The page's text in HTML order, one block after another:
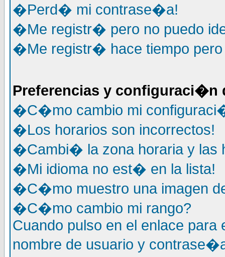
�Perd� mi contrase�a!
�Me registr� pero no puedo
�Me registr� hace tiempo pero
Preferencias y configuraci�n
�C�mo cambio mi
�Los horarios son incorrectos!
�Cambi� la zona horaria y las
�Mi idioma no est� en la lista!
�C�mo muestro una imagen
�C�mo cambio mi rango?
Cuando pulso en el enlace
nombre de usuario y